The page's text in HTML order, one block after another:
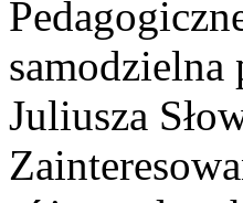
samodzielna
Juliusza